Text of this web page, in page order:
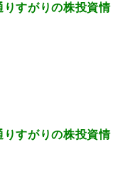
すがりの株投資情
すがりの株投資情